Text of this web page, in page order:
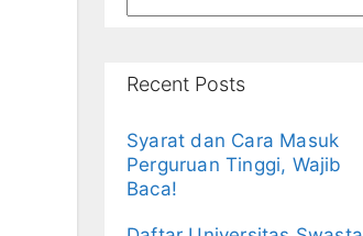
Recent Posts
Syarat dan Cara Masuk
Perguruan Tinggi, Wajib
Baca!